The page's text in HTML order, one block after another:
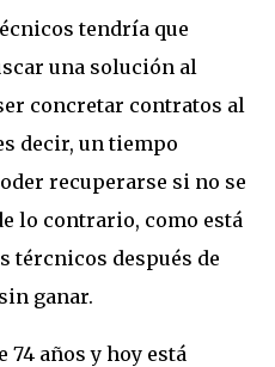
tendría que
una solución al
concretar contratos al
decir, un tiempo
recuperarse si no se
lo contrario, como está
tércnicos después de
ganar.
74 años y hoy está